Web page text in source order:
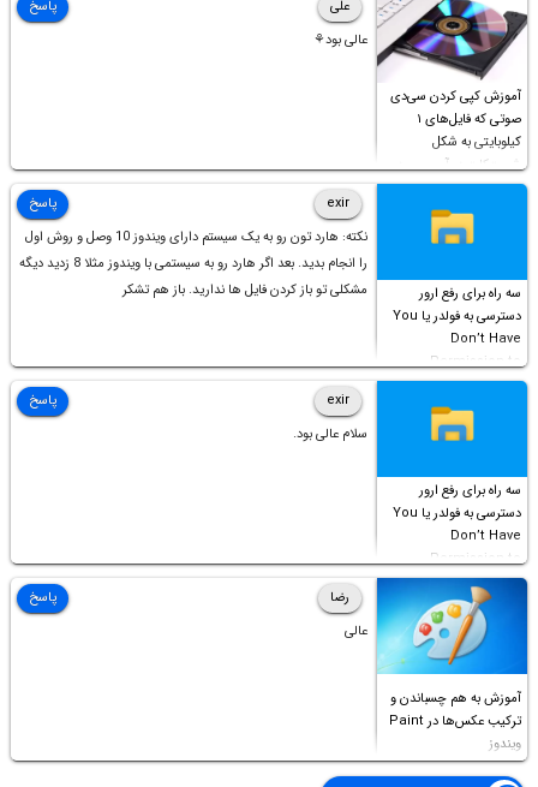
آموزش کپی کردن سی‌دی
صوتی که فایل‌های ۱
کیلوبایتی به شکل
شورت‌کات در آن موجود
است!
علی
عالی بود⚘
پاسخ
سه راه برای رفع ارور
دسترسی به فولدر یا You
Don’t Have
Permission to
Access this folder
exir
نکته: هارد تون رو به یک سیستم دارای ویندوز 10 وصل و روش اول
را انجام بدید. بعد اگر هارد رو به سیستمی با ویندوز مثلا 8 زدید دیگه
مشکلی تو باز کردن فایل ها ندارید. باز هم تشکر
پاسخ
سه راه برای رفع ارور
دسترسی به فولدر یا You
Don’t Have
Permission to
Access this folder
exir
سلام عالی بود.
پاسخ
آموزش به هم چسباندن و
ترکیب عکس‌ها در Paint
ویندوز
رضا
عالی
پاسخ